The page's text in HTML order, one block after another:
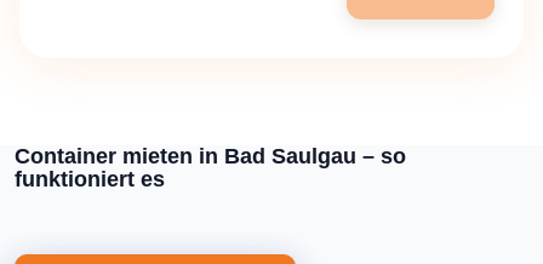
Container mieten in Bad Saulgau – so
funktioniert es